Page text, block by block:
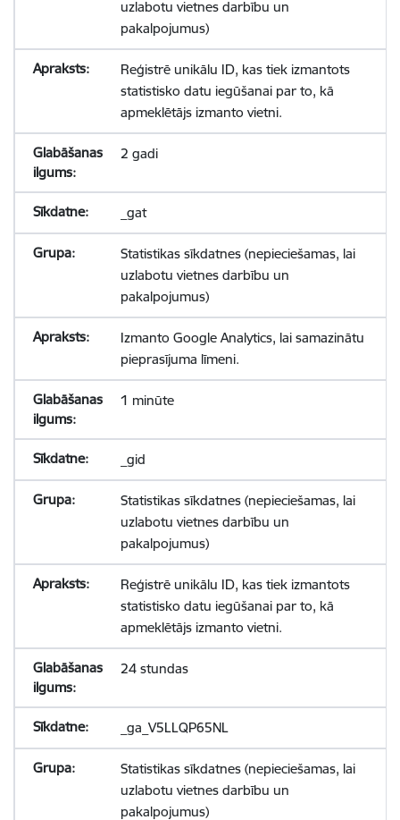
uzlabotu vietnes darbību un
pakalpojumus)
Reģistrē unikālu ID, kas tiek izmantots
statistisko datu iegūšanai par to, kā
apmeklētājs izmanto vietni.
2 gadi
_gat
Statistikas sīkdatnes (nepieciešamas, lai
uzlabotu vietnes darbību un
pakalpojumus)
Izmanto Google Analytics, lai samazinātu
pieprasījuma līmeni.
1 minūte
_gid
Statistikas sīkdatnes (nepieciešamas, lai
uzlabotu vietnes darbību un
pakalpojumus)
Reģistrē unikālu ID, kas tiek izmantots
statistisko datu iegūšanai par to, kā
apmeklētājs izmanto vietni.
24 stundas
_ga_V5LLQP65NL
Statistikas sīkdatnes (nepieciešamas, lai
uzlabotu vietnes darbību un
pakalpojumus)